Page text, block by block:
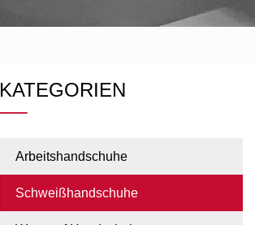
KATEGORIEN
Arbeitshandschuhe
Schweißhandschuhe